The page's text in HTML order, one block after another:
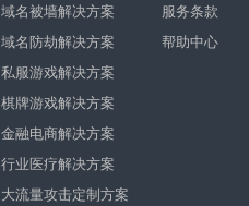
域名被墙解决方案
域名防劫解决方案
私服游戏解决方案
棋牌游戏解决方案
金融电商解决方案
行业医疗解决方案
大流量攻击定制方案
服务条款
帮助中心